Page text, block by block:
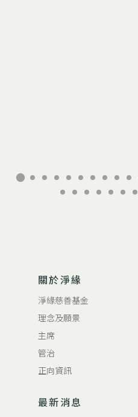
關於淨緣
淨緣慈善基金
理念及願景
主席
管治
正向資訊
最新消息